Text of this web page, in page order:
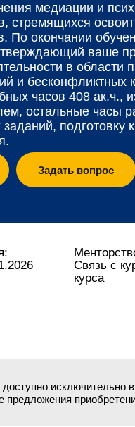
Связь с
курса
Задать вопрос
медиации и
стремящихся
По окончании
ваше
в области
и бесконфликтных
часов 408 ак.ч.,
остальные часы
подготовку